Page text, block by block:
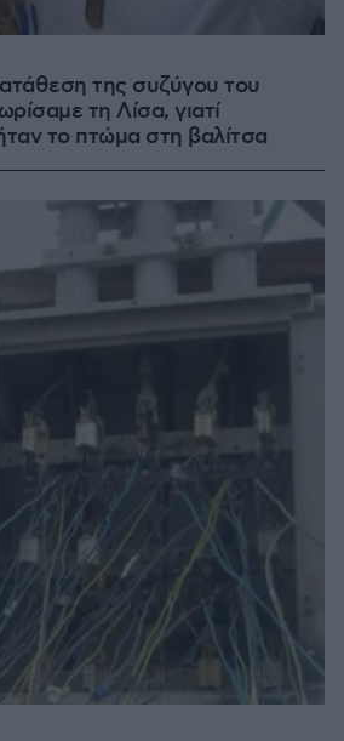
της συζύγου του
τη Λίσα, γιατί
το πτώμα στη βαλίτσα